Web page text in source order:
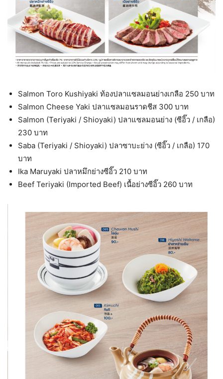
Salmon Toro Kushiyaki ท้องปลาแซลมอนย่างเกลือ 250 บาท
Salmon Cheese Yaki ปลาแซลมอนราดชีส 300 บาท
Salmon (Teriyaki / Shioyaki) ปลาแซลมอนย่าง (ซีอิ๊ว / เกลือ)
230 บาท
Saba (Teriyaki / Shioyaki) ปลาซาบะย่าง (ซีอิ๊ว / เกลือ) 170
บาท
Ika Maruyaki ปลาหมึกย่างซีอิ๊ว 210 บาท
Beef Teriyaki (Imported Beef) เนื้อย่างซีอิ๊ว 260 บาท